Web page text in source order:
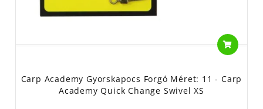
Carp Academy Gyorskapocs Forgó Méret: 11 - Carp
Academy Quick Change Swivel XS